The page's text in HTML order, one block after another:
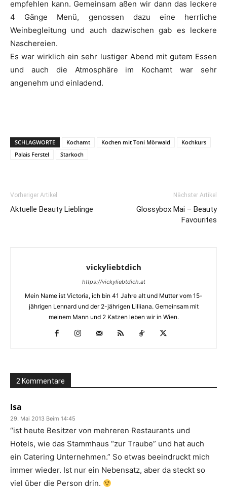
empfehlen kann. Gemeinsam aßen wir dann das leckere
4 Gänge Menü, genossen dazu eine herrliche
Weinbegleitung und auch dazwischen gab es leckere
Naschereien.
Es war wirklich ein sehr lustiger Abend mit gutem Essen
und auch die Atmosphäre im Kochamt war sehr
angenehm und einladend.
SCHLAGWORTE Kochamt Kochen mit Toni Mörwald
Kochkurs
Palais Ferstel
Starkoch
Vorheriger Artikel
Aktuelle Beauty Lieblinge
Nächster Artikel
Glossybox Mai – Beauty
Favourites
vickyliebtdich
https://vickyliebtdich.at
Mein Name ist Victoria, ich bin 41 Jahre alt und Mutter vom 15-
jährigen Lennard und der 2-jährigen Lilliana. Gemeinsam mit
meinem Mann und 2 Katzen leben wir in Wien.
2 Kommentare
Isa
29. Mai 2013 Beim 14:45
“ist heute Besitzer von mehreren Restaurants und
Hotels, wie das Stammhaus “zur Traube” und hat auch
ein Catering Unternehmen.” So etwas beeindruckt mich
immer wieder. Ist nur ein Nebensatz, aber da steckt so
viel über die Person drin.